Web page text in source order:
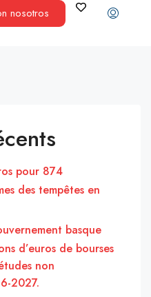
nosotros
pour 874
des tempêtes en
basque
d’euros de bourses
non
2027.